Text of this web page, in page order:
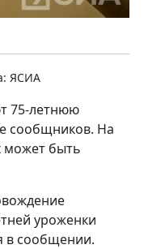
ЯСИА
75-летнюю
сообщников. На
может быть
уроженки
в сообщении.